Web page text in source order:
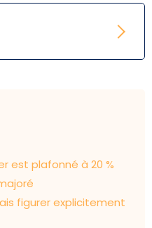
est plafonné à 20 %
figurer explicitement